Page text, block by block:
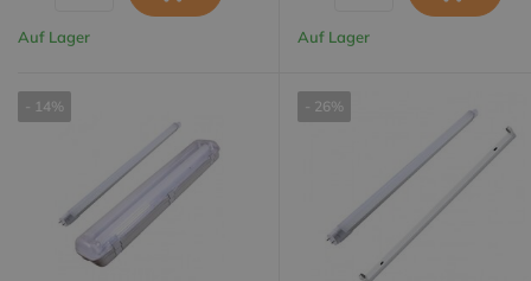
Auf Lager Auf Lager
- 14% - 26%